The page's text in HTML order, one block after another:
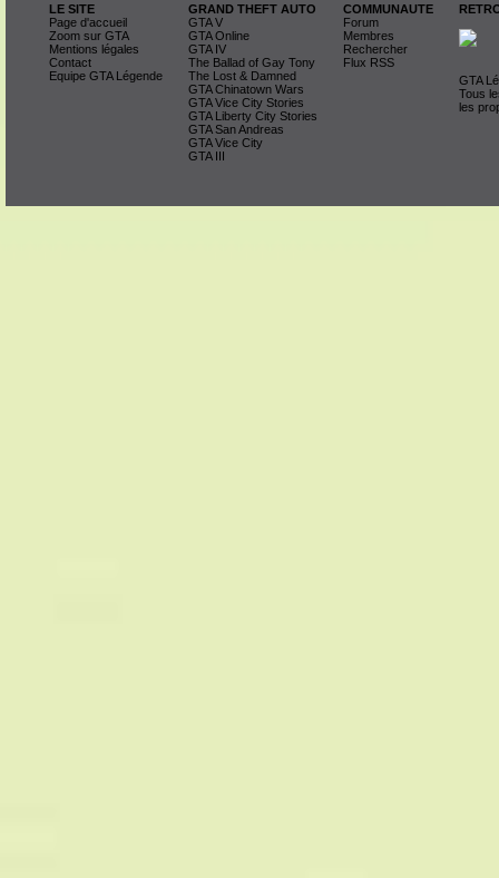
LE SITE
Page d'accueil
Zoom sur GTA
Mentions légales
Contact
Equipe GTA Légende
GRAND THEFT AUTO
GTA V
GTA Online
GTA IV
The Ballad of Gay Tony
The Lost & Damned
GTA Chinatown Wars
GTA Vice City Stories
GTA Liberty City Stories
GTA San Andreas
GTA Vice City
GTA III
COMMUNAUTE
Forum
Membres
Rechercher
Flux RSS
GTA
Tous
les